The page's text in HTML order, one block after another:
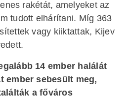
rakétát, amelyeket az
tudott elhárítani. Míg 363
vagy kiiktattak, Kijev
14 ember halálát
ember sebesült meg,
a főváros